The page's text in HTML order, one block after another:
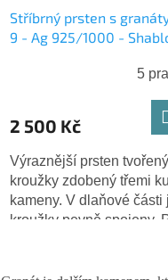
Stříbrný prsten s
9 - Ag 925/1000 -
5
2 500 Kč
Výraznější prsten
kroužky zdobený třemi
kameny. V dlaňové části
kroužky pevně spojeny.